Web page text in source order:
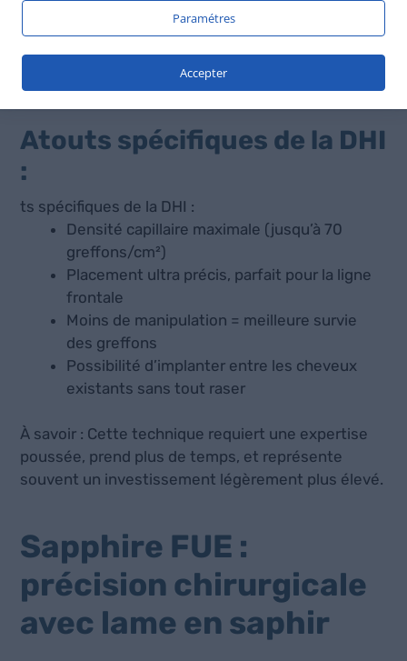
des greffons à l’extérieur du corps, ce qui améliore
leur taux de survie. Elle permet également un
contrôle extrêmement précis de la profondeur, de
l’angle et de la direction de repousse.
Atouts spécifiques de la DHI
:
ts spécifiques de la DHI :
Densité capillaire maximale (jusqu’à 70
greffons/cm²)
Placement ultra précis, parfait pour la ligne
frontale
Moins de manipulation = meilleure survie
des greffons
Possibilité d’implanter entre les cheveux
existants sans tout raser
À savoir : Cette technique requiert une expertise
poussée, prend plus de temps, et représente
souvent un investissement légèrement plus élevé.
Sapphire FUE :
précision chirurgicale
avec lame en saphir
Paramétres
Accepter